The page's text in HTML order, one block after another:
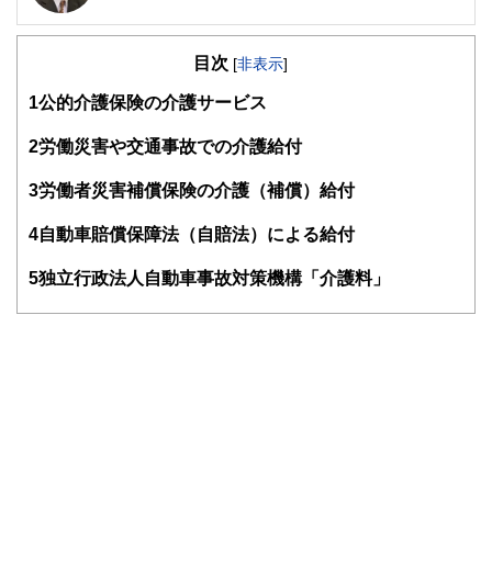
ライフプラン・キャッシュフロー分析に基づいた家計相談を
が多い。教育資金、住宅購入、年金、資産運用、保険、離婚
ている。教育資金をテーマにした講演は延べ800校以上の高
また、保険や介護のお金に詳しいファイナンシャル・プラン
る。共著に「これで安心！入院・介護のお金」（技術評論
社）がある。
目次 [非表示]
1公的介護保険の介護サービス
2労働災害や交通事故での介護給付
3労働者災害補償保険の介護（補償）給付
4自動車賠償保障法（自賠法）による給付
5独立行政法人自動車事故対策機構「介護料」